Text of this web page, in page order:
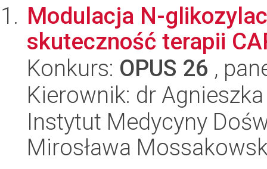
Modulacja N-
skuteczność terapii
Konkurs: OPUS 26 ,
Kierownik: dr
Instytut Medycyny
Mirosława